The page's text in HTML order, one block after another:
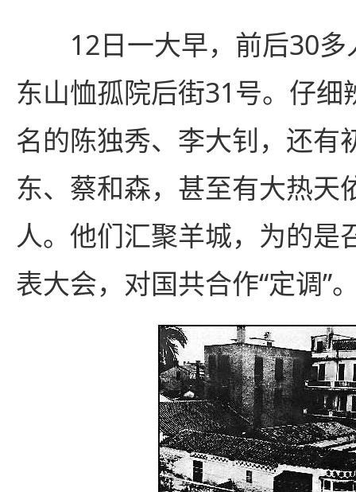
12日一大早，前后30多
东山恤孤院后街31号。仔细
名的陈独秀、李大钊，还有
东、蔡和森，甚至有大热天
人。他们汇聚羊城，为的是
表大会，对国共合作“定调”